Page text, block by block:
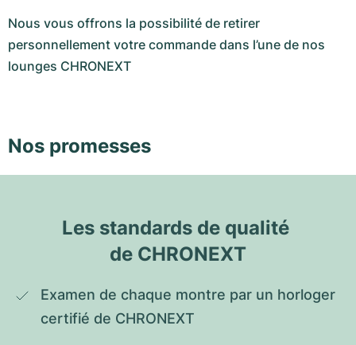
Nous vous offrons la possibilité de retirer
personnellement votre commande dans l’une de nos
lounges CHRONEXT
Nos promesses
Les standards de qualité
de CHRONEXT
Examen de chaque montre par un horloger
certifié de CHRONEXT